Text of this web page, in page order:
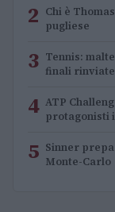
2 Chi è
pugliese
3 Tennis:
finali
4 ATP
protagonisti
5 Sinner
Monte-Carlo